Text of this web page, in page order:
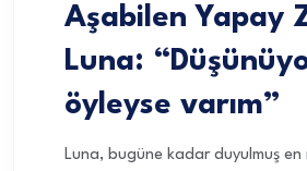
Aşabilen Yapay
Luna:
öyleyse varım”
Luna, bugüne kadar duyulmuş en